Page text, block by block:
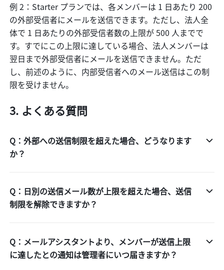
例 2：Starter プランでは、各メンバーは 1 日あたり 200
の外部受信者にメールを送信できます。ただし、法人全
体で 1 日あたりの外部受信者数の上限が 500 人までで
す。すでにこの上限に達している場合、法人メンバーは
翌日まで外部受信者にメールを送信できません。ただ
し、前述のように、内部受信者へのメール送信はこの制
限を受けません。
よくある質問
Q：外部への送信制限を超えた場合、どうなります
か？
Q：日別の送信メール数が上限を超えた場合、送信
制限を解除できますか？
Q：メールアシスタントより、メンバーが送信上限
に達したとの通知は管理者にいつ届きますか？